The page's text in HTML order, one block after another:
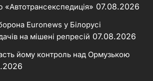
«Автотрансекспедиція» 07.08.2026
Euronews у Білорусі
на мішені репресій 07.08.2026
йому контроль над Ормузькою